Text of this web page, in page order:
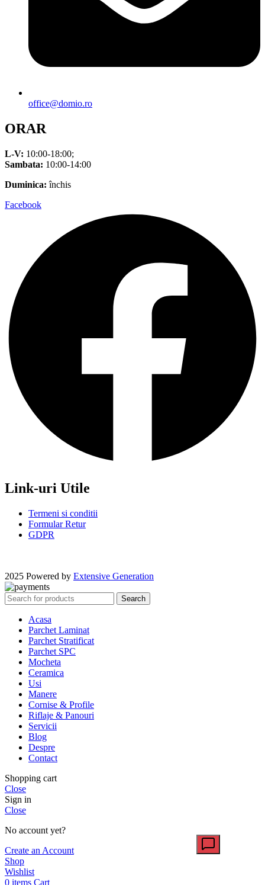
office@domio.ro
ORAR
L-V: 10:00-18:00;
Sambata: 10:00-14:00
Duminica: închis
Facebook
Link-uri Utile
Termeni si conditii
Formular Retur
GDPR
2025 Powered by Extensive Generation
Search
Acasa
Parchet Laminat
Parchet Stratificat
Parchet SPC
Mocheta
Ceramica
Usi
Manere
Cornise & Profile
Riflaje & Panouri
Servicii
Blog
Despre
Contact
Shopping cart
Close
Sign in
Close
No account yet?
Create an Account
Shop
Wishlist
0 items Cart